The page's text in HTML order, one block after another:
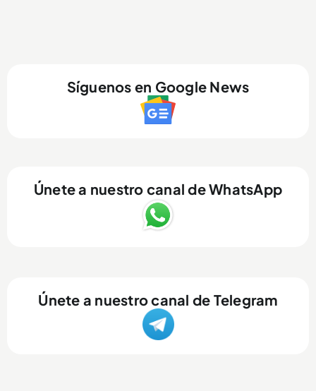
Síguenos en Google News
Únete a nuestro canal de WhatsApp
Únete a nuestro canal de Telegram